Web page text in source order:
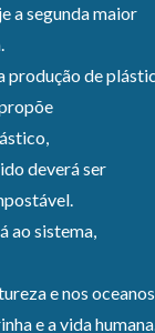
a segunda maior
produção de
deverá ser
ao sistema,
e nos oceanos.
e a vida humana.